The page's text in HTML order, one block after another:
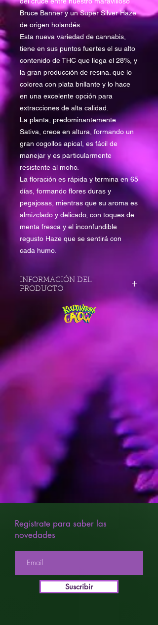
Bruce Banner y un Super Silver Haze
de origen holandés.
Esta nueva variedad de cannabis,
tiene en sus puntos fuertes el su alto
contenido de THC que llega el 28%, y
la gran producción de resina. que lo
colorea con plata brillante y lo hace
en una excelente opción para
extracciones de alta calidad.
La planta, predominantemente
Sativa, crece en altura, formando un
gran cogollos apical, es fácil de
manejar y es particularmente
resistente al moho.
La floración es rápida y termina en 65
días, formando flores duras y
pegajosas, mientras que su aroma es
almizclado y delicado, con toques de
menta fresca y el inconfundible
regusto Haze que se sentirá con
cada humo.
INFORMACIÓN DEL
PRODUCTO
Sativa 90% - Indica 10%
Genética: Bruce Banner X Super
Silver Haze
THC: 23-28% CBD: 0,1
Cosecha Interior : 500-700gr./m2
Registrate para saber las
novedades
Suscribir